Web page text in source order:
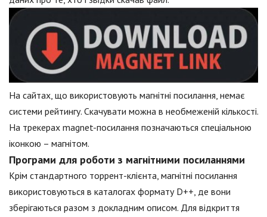
На сайтах, що використовують магнітні посилання, немає
системи рейтингу. Скачувати можна в необмеженій кількості.
На трекерах magnet-посилання позначаються спеціальною
іконкою – магнітом.
Програми для роботи з магнітними посиланнями
Крім стандартного торрент-клієнта, магнітні посилання
використовуються в каталогах формату D++, де вони
зберігаються разом з докладним описом. Для відкриття